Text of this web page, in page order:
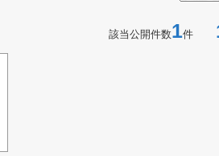
該当公開件数1件